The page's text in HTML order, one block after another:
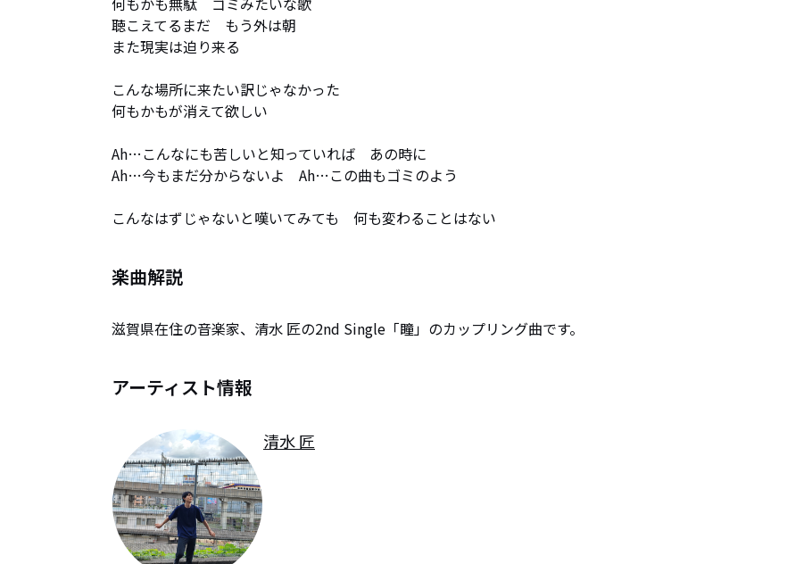
聴こえてるまだ　もう外は朝
また現実は迫り来る
こんな場所に来たい訳じゃなかった
何もかもが消えて欲しい
Ah…こんなにも苦しいと知っていれば　あの時に
Ah…今もまだ分からないよ　Ah…この曲もゴミのよう
こんなはずじゃないと嘆いてみても　何も変わることはない
楽曲解説
滋賀県在住の音楽家、清水 匠の2nd Single「瞳」のカップリング曲です。
アーティスト情報
清水 匠